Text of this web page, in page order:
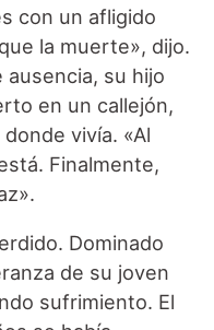
con un afligido
la muerte», dijo.
ausencia, su hijo
en un callejón,
vivía. «Al
Finalmente,
Dominado
de su joven
sufrimiento. El